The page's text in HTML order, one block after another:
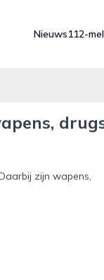
Nieuws112-
zijn wapens,